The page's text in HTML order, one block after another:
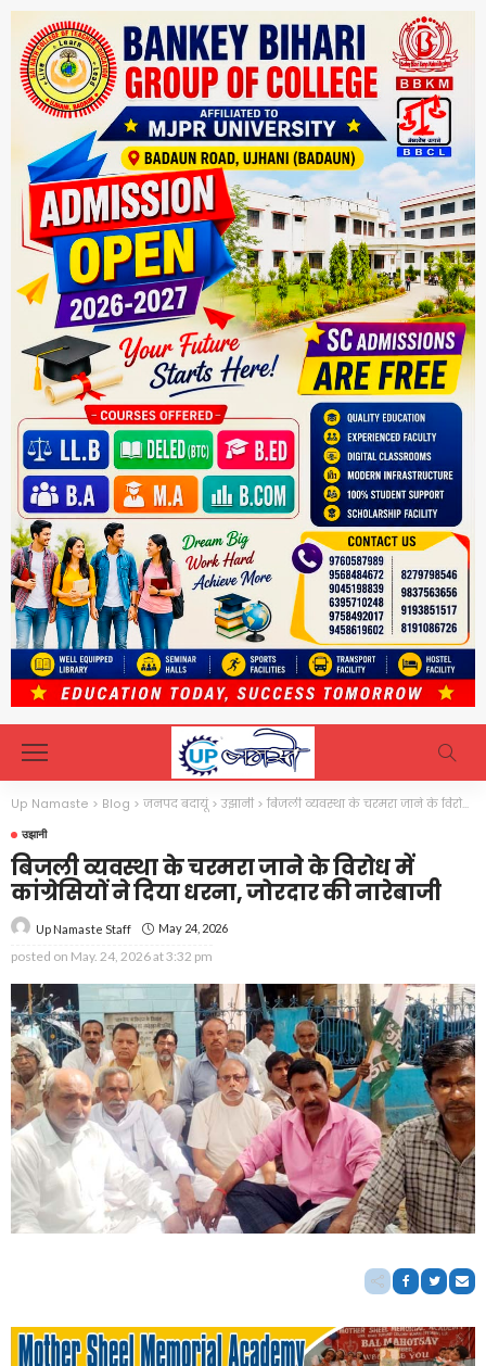
Up Namaste > Blog > जनपद बदायूं>उझानी >बिजली व्यवस्था के चरमरा जाने के विरोध में कांग्रेसियों ने दिया धरना, जोरदार की नारेबाजी
उझानी
बिजली व्यवस्था के चरमरा जाने के विरोध में
कांग्रेसियों ने दिया धरना, जोरदार की नारेबाजी
Up Namaste Staff May 24, 2026
posted on May. 24, 2026 at 3:32 pm